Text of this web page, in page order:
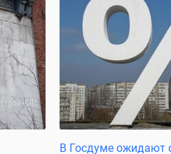
В Госдуме ожидают